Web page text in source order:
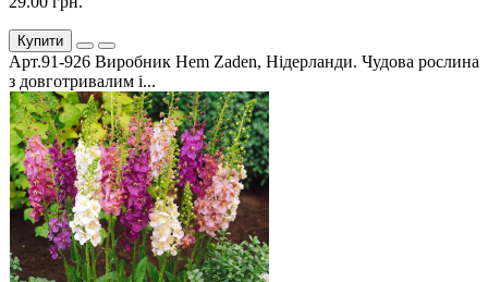
Купити
Арт.91-926 Виробник Hem Zaden, Нідерланди. Чудова рослина
з довготривалим і...